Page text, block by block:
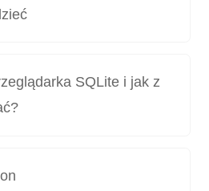
SQLite i jak z